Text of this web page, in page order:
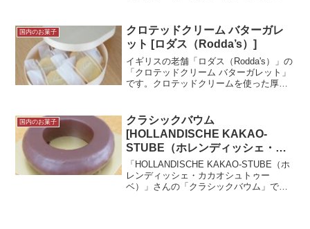
一品です。試食メモ羽田空港第1ターミナ
ル2階にあるショップ「...＜続きを読む＞
国内のお菓子
クロテッドクリーム バターガレ
ット [ロダス（Rodda’s）]
イギリスの老舗「ロダス（Rodda's）」の
「クロテッドクリーム バターガレット」
です。クロテッドクリームを使った厚焼
でした！試食メモ伊勢丹新宿店にて購
入。クロテッドクリ...＜続きを読む＞
国内のお菓子
クラシックバウム
[HOLLANDISCHE KAKAO-
STUBE（ホレンディッシェ・カ
カオシュトゥーベ）]
「HOLLANDISCHE KAKAO-STUBE（ホ
レンディッシェ・カカオシュトゥー
ベ）」さんの「クラシックバウム」で